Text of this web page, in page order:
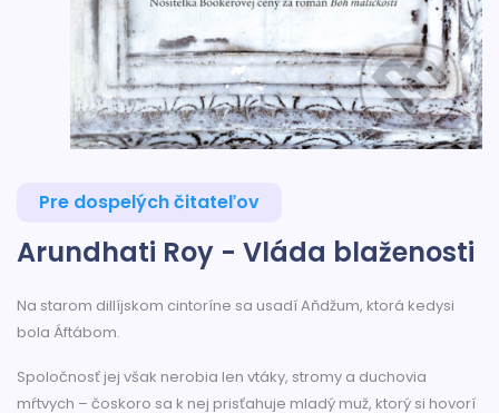
Pre dospelých čitateľov
Arundhati Roy - Vláda blaženosti
Na starom dillíjskom cintoríne sa usadí Aňdžum, ktorá kedysi
bola Áftábom.
Spoločnosť jej však nerobia len vtáky, stromy a duchovia
mŕtvych – čoskoro sa k nej prisťahuje mladý muž, ktorý si hovorí